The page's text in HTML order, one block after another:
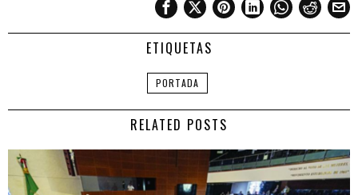
ETIQUETAS
PORTADA
RELATED POSTS